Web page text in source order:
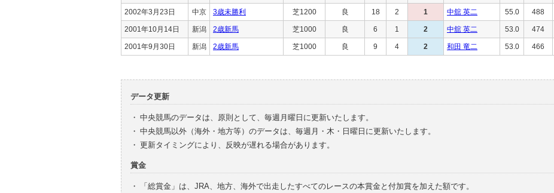
2002年3月23日 中京 3歳未勝利 芝1200 良 18 2 1 中舘 英二 55.0 488
2001年10月14日 新潟 2歳新馬 芝1000 良 6 1 2 中舘 英二 53.0 474
2001年9月30日 新潟 2歳新馬 芝1000 良 9 4 2 和田 竜二 53.0 466
データ更新
・ 中央競馬のデータは、原則として、毎週月曜日に更新いたします。
・ 中央競馬以外（海外・地方等）のデータは、毎週月・木・日曜日に更新いたします。
・ 更新タイミングにより、反映が遅れる場合があります。
賞金
・
「総賞金」は、JRA、地方、海外で出走したすべてのレースの本賞金と付加賞を加えた額です。